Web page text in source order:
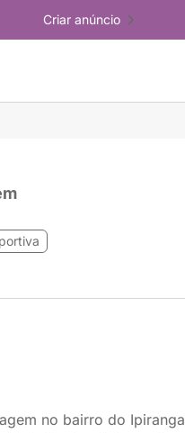
Criar anúncio
no bairro do Ipiranga